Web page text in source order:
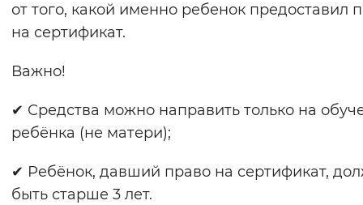
от того, какой именно ребенок предоставил
на сертификат.
Важно!
✔ Средства можно направить только на
ребёнка (не матери);
✔ Ребёнок, давший право на сертификат,
быть старше 3 лет.